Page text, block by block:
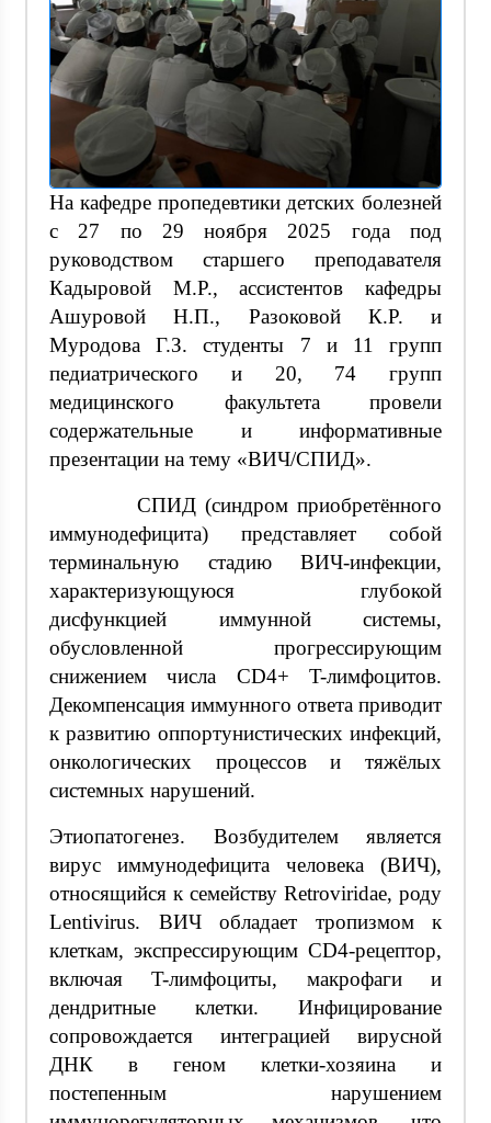
На кафедре пропедевтики детских болезней
с 27 по 29 ноября 2025 года под
руководством старшего преподавателя
Кадыровой М.Р., ассистентов кафедры
Ашуровой Н.П., Разоковой К.Р. и
Муродова Г.З. студенты 7 и 11 групп
педиатрического и 20, 74 групп
медицинского факультета провели
содержательные и информативные
презентации на тему «ВИЧ/СПИД».
СПИД (синдром приобретённого
иммунодефицита) представляет собой
терминальную стадию ВИЧ-инфекции,
характеризующуюся глубокой
дисфункцией иммунной системы,
обусловленной прогрессирующим
снижением числа CD4+ T-лимфоцитов.
Декомпенсация иммунного ответа приводит
к развитию оппортунистических инфекций,
онкологических процессов и тяжёлых
системных нарушений.
Этиопатогенез. Возбудителем является
вирус иммунодефицита человека (ВИЧ),
относящийся к семейству Retroviridae, роду
Lentivirus. ВИЧ обладает тропизмом к
клеткам, экспрессирующим CD4-рецептор,
включая T-лимфоциты, макрофаги и
дендритные клетки. Инфицирование
сопровождается интеграцией вирусной
ДНК в геном клетки-хозяина и
постепенным нарушением